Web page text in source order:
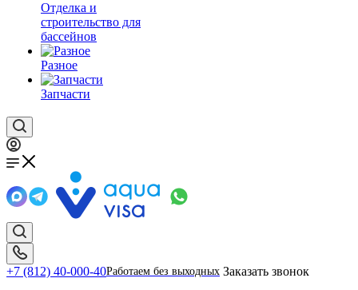
Отделка и
строительство для
бассейнов
Разное
Запчасти
+7 (812) 40-000-40Работаем без выходных Заказать звонок